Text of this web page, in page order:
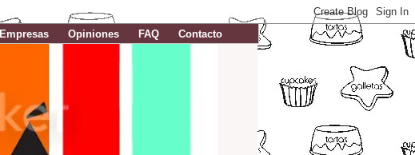
Empresas Opiniones FAQ Contacto